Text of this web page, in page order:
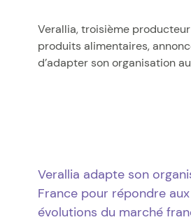
Verallia, troisième
produits alimentaires,
d’adapter son organisation
Verallia adapte son
France pour répondre aux
évolutions du marché